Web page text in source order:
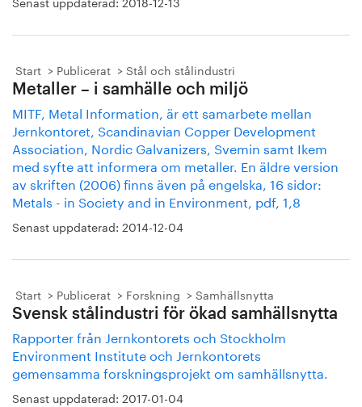
Start Publicerat Stål och stålindustri
Metaller – i samhälle och miljö
MITF, Metal Information, är ett samarbete mellan
Jernkontoret, Scandinavian Copper Development
Association, Nordic Galvanizers, Svemin samt Ikem
med syfte att informera om metaller. En äldre version
av skriften (2006) finns även på engelska, 16 sidor:
Metals - in Society and in Environment, pdf, 1,8
Senast uppdaterad: 2014-12-04
Start Publicerat Forskning Samhällsnytta
Svensk stålindustri för ökad samhällsnytta
Rapporter från Jernkontorets och Stockholm
Environment Institute och Jernkontorets
gemensamma forskningsprojekt om samhällsnytta.
Senast uppdaterad: 2017-01-04